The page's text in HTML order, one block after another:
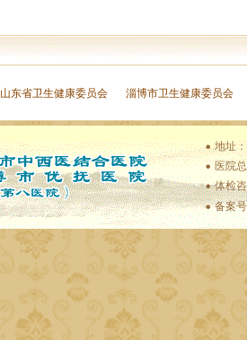
山东省卫生健康委员会 淄博市卫生健康委员会
地址
医院
体检
备案